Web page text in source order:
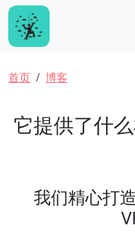
跳转到主要内容
面包屑
首页 博客
它提供了什
我们精心打